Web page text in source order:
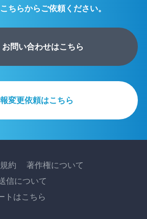
ちらからご依頼ください。
お問い合わせはこちら
変更依頼はこちら
約
著作権について
信について
トはこちら